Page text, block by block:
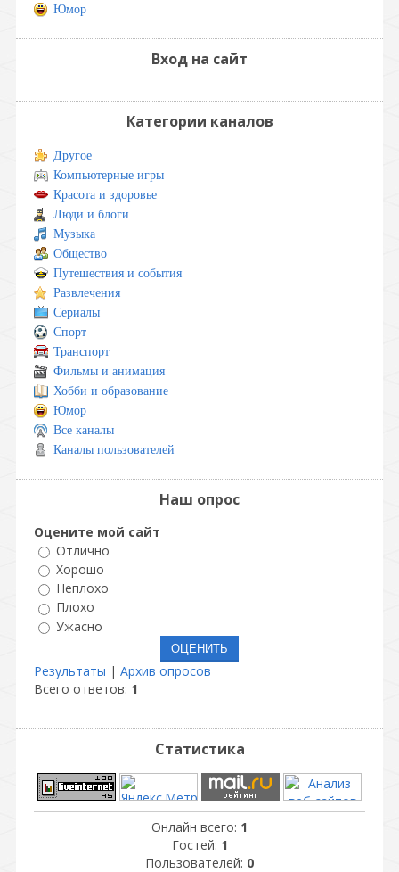
Юмор
Вход на сайт
Категории каналов
Другое
Компьютерные игры
Красота и здоровье
Люди и блоги
Музыка
Общество
Путешествия и события
Развлечения
Сериалы
Спорт
Транспорт
Фильмы и анимация
Хобби и образование
Юмор
Все каналы
Каналы пользователей
Наш опрос
Оцените мой сайт
Отлично
Хорошо
Неплохо
Плохо
Ужасно
Результаты | Архив опросов
Всего ответов: 1
Статистика
Онлайн всего: 1
Гостей: 1
Пользователей: 0